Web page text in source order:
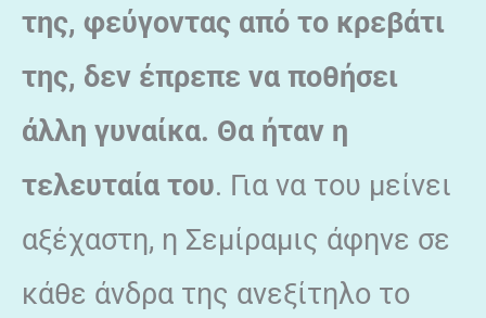
της, φεύγοντας από το κρεβάτι
της, δεν έπρεπε να ποθήσει
άλλη γυναίκα. Θα ήταν η
τελευταία του. Για να του μείνει
αξέχαστη, η Σεμίραμις άφηνε σε
κάθε άνδρα της ανεξίτηλο το